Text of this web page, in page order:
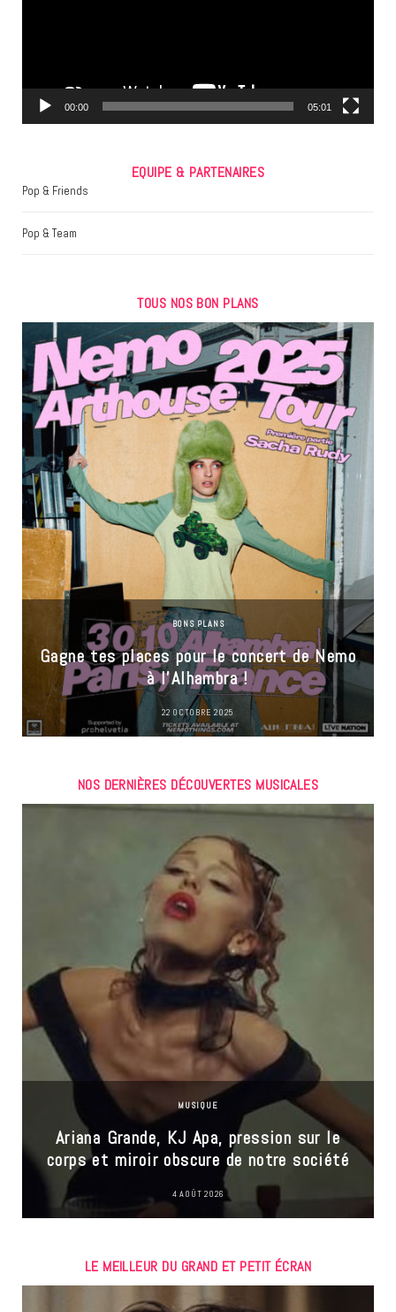
m
00:00 05:01
EQUIPE & PARTENAIRES
Pop & Friends
Pop & Team
TOUS NOS BON PLANS
BONS PLANS
Gagne tes places pour le concert de Nemo
à l’Alhambra !
22 OCTOBRE 2025
NOS DERNIÈRES DÉCOUVERTES MUSICALES
MUSIQUE
Ariana Grande, KJ Apa, pression sur le
corps et miroir obscure de notre société
4 AOÛT 2026
LE MEILLEUR DU GRAND ET PETIT ÉCRAN